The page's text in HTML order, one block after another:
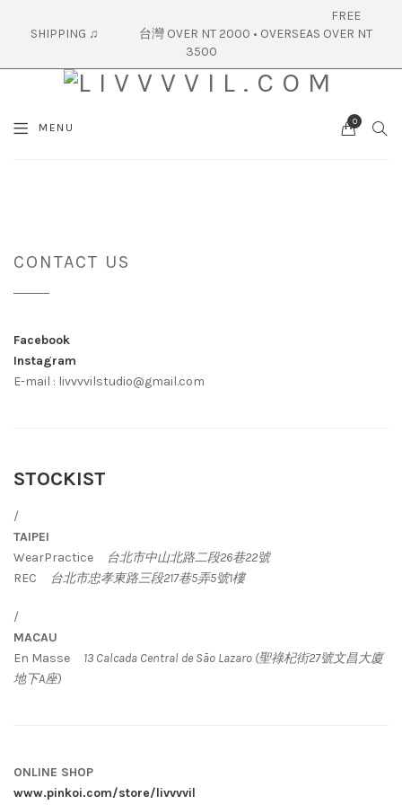
FREE
SHIPPING ♫ 台灣 OVER NT 2000 • OVERSEAS OVER NT
3500
MENU 0
CONTACT US
Facebook
Instagram
E-mail : livvvvilstudio@gmail.com
STOCKIST
/
TAIPEI
WearPractice
台北市中山北路二段26巷22號
REC
台北市忠孝東路三段217巷5弄5號1樓
/
MACAU
En Masse 13 Calcada Central de São Lazaro (聖祿杞街27號文昌大廈
地下A座)
ONLINE SHOP
www.pinkoi.com/store/livvvvil